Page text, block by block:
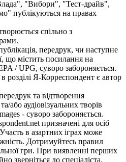
"Вибори", "Тест-драйв",
публікуються на правах
спільно з
передрук, чи наступне
що містить посилання на
/ UPG, суворо забороняється.
розділі Я-Корреспондент є автор
та відтворення
або аудіовізуальних творів
- суворо забороняється.
призначені для осіб
в азартних іграх може
Дотримуйтесь правил
гри. При виявленні перших
зверніться до спеціаліста.